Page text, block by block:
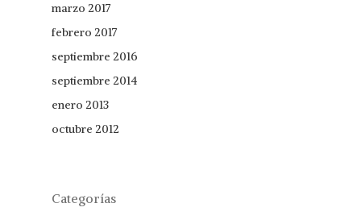
marzo 2017
febrero 2017
septiembre 2016
septiembre 2014
enero 2013
octubre 2012
Categorías